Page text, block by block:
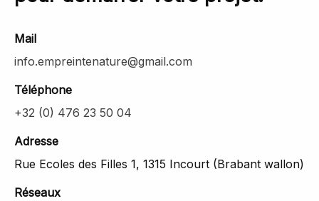
Mail
info.empreintenature@gmail.com
Téléphone
+32 (0) 476 23 50 04
Adresse
Rue Ecoles des Filles 1, 1315 Incourt (Brabant wallon)
Réseaux